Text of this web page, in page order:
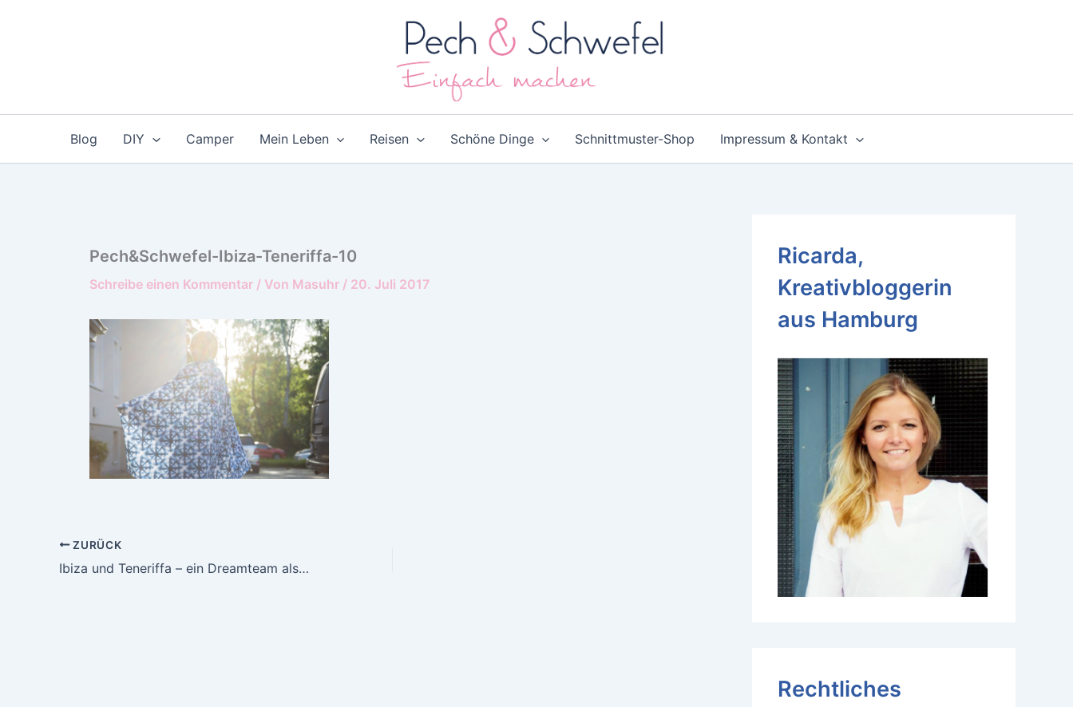
Blog DIY Camper Mein Leben Reisen Schöne Dinge Schnittmuster-Shop Impressum & Kontakt
Pech&Schwefel-Ibiza-Teneriffa-10
Schreibe einen Kommentar / Von Masuhr / 20. Juli 2017
ZURÜCK
Ibiza und Teneriffa – ein Dreamteam als Outfit
Ricarda,
Kreativbloggerin
aus Hamburg
Rechtliches